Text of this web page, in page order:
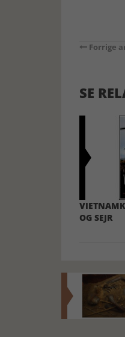
Forrige
SE
OG SEJR